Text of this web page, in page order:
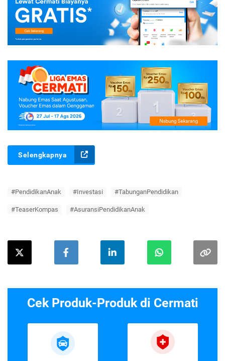
Selengkapnya
#PendidikanAnak #Investasi #TabunganPendidikan
#TeaserKompas #AsuransiPendidikanAnak
Cek Produk-Produk di Cermati